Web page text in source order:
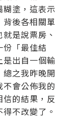
塗，這表示
後各相關單
是說票房、
「最佳結
是出自一個輸
之我昨晚開
會公佈我的
的結果，反
不改變了。